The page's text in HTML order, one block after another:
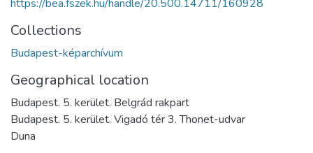
https://bea.fszek.hu/handle/20.500.14711/160928
Collections
Budapest-képarchívum
Geographical location
Budapest. 5. kerület. Belgrád rakpart
Budapest. 5. kerület. Vigadó tér 3. Thonet-udvar
Duna